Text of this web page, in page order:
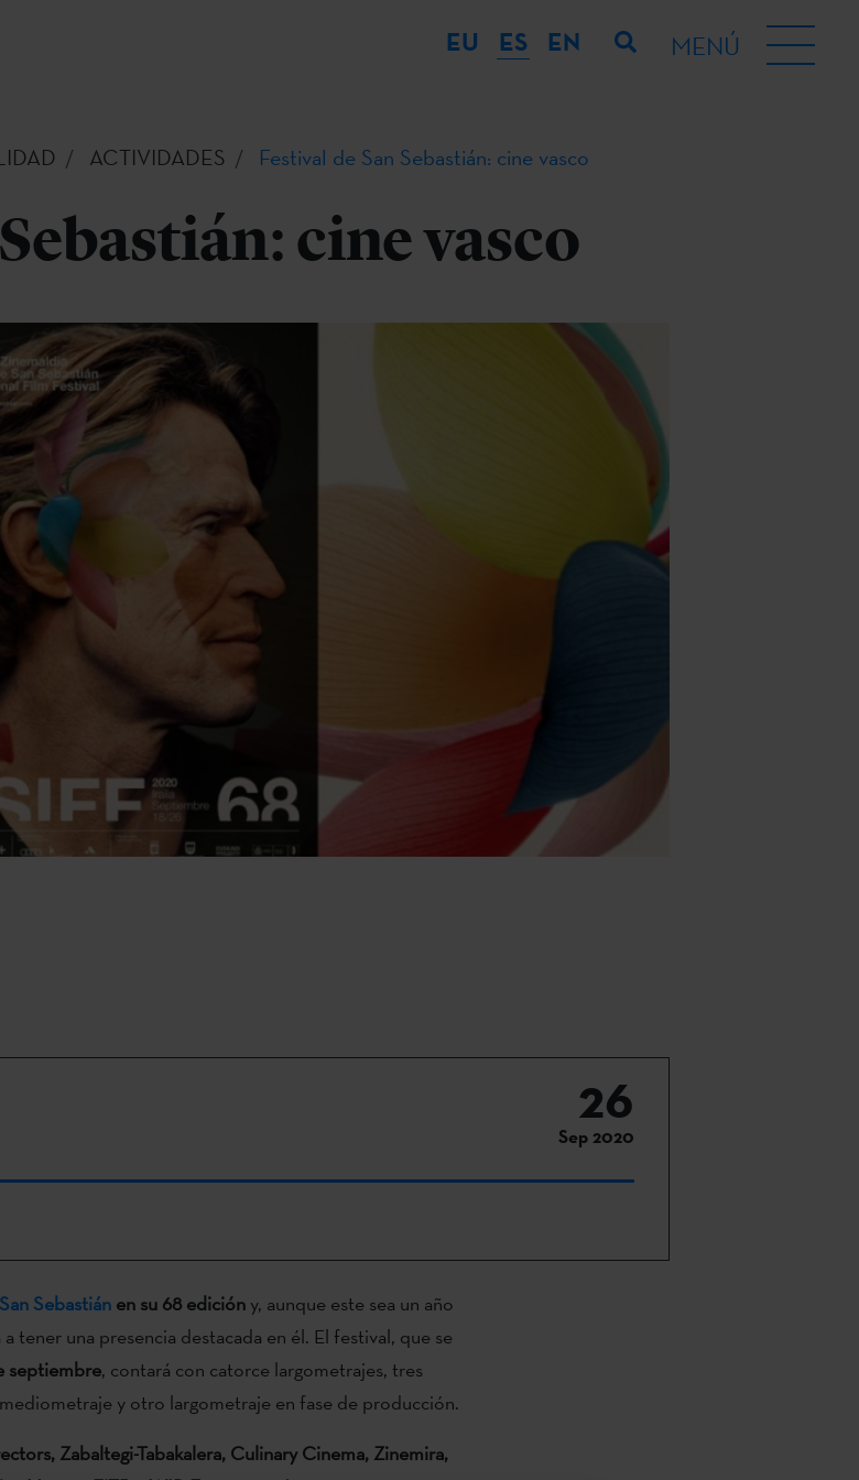
EU ES EN MENÚ
ACTIVIDADES Festival de San Sebastián: cine vasco
cine vasco
26
Sep 2020
Sebastiánen su 68 edicióny, aunque este sea un año
tener una presencia destacada en él. El festival, que se
septiembre, contará con catorce largometrajes, tres
y otro largometraje en fase de producción.
Zabaltegi-Tabakalera, Culinary Cinema, Zinemira,